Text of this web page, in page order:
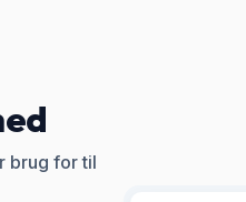
brug for til